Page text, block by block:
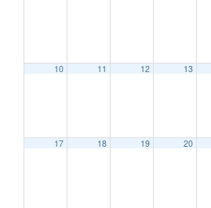
10 11 12 13
17 18 19 20